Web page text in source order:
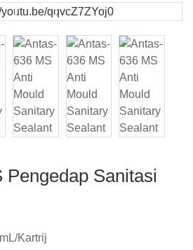
Pengedap Sanitasi
Kartrij